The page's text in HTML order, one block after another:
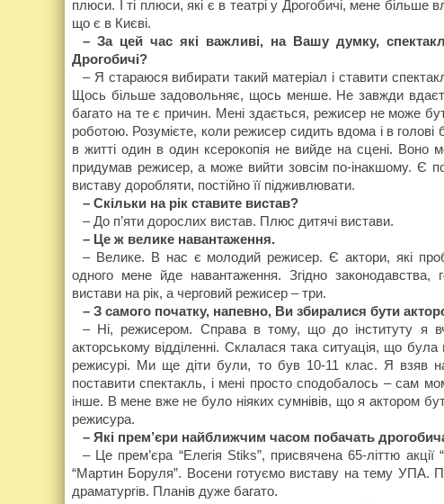
плюси. І ті плюси, які є в театрі у Дрогобичі, мене більше
що є в Києві.
– За цей час які важливі, на Вашу думку,
Дрогобичі?
– Я стараюся вибирати такий матеріал і ставити
Щось більше задовольняє, щось менше. Не завжди
багато на те є причин. Мені здається, режисер не може
роботою. Розумієте, коли режисер сидить вдома і в голові
в житті один в один ксерокопія не вийде на сцені. Воно
придумав режисер, а може вийти зовсім по-інакшому. Є
виставу доробляти, постійно її підживлювати.
– Скільки на рік ставите вистав?
– До п’яти дорослих вистав. Плюс дитячі вистави.
– Це ж велике навантаження.
– Велике. В нас є молодий режисер. Є актори, які
одного мене йде навантаження. Згідно законодавства,
вистави на рік, а черговий режисер – три.
– З самого початку, напевно, Ви збиралися бути
– Ні, режисером. Справа в тому, що до інституту я
акторському відділенні. Склалася така ситуація, що
режисурі. Ми ще діти були, то був 10-11 клас. Я взяв
поставити спектакль, і мені просто сподобалось – сам
інше. В мене вже не було ніяких сумнівів, що я актором
режисура.
– Які прем’єри найближчим часом побачать
– Це прем’єра “Елегія Stiks”, присвячена 65-літтю акції
“Мартин Боруля”. Восени готуємо виставу на тему УПА.
драматургів. Планів дуже багато.